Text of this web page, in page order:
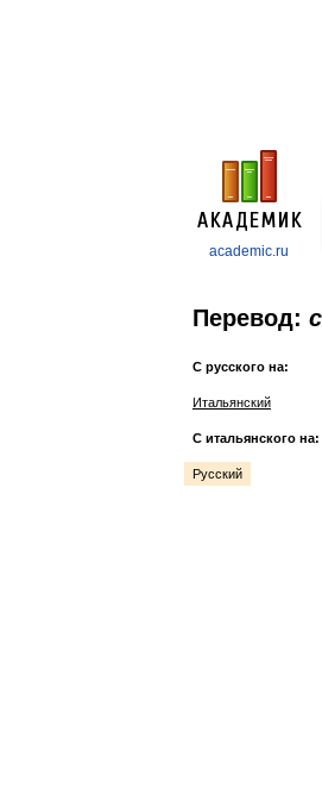
academic.ru
Перевод:
С русского на:
Итальянский
С итальянского на:
Русский